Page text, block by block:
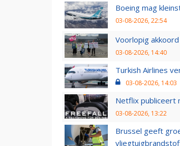
Boeing mag
03-08-2026, 22:54
Voorlopig
03-08-2026, 14:40
Turkish Airlines
03-08-2026, 14:03
Netflix publiceert
03-08-2026, 13:22
Brussel geeft